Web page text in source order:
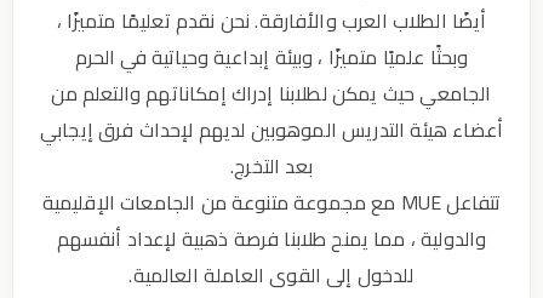
أيضًا الطلاب العرب والأفارقة. نحن نقدم تعليمًا متميزًا ،
وبحثًا علميًا متميزًا ، وبيئة إبداعية وحياتية في الحرم
الجامعي حيث يمكن لطلابنا إدراك إمكاناتهم والتعلم من
أعضاء هيئة التدريس الموهوبين لديهم لإحداث فرق إيجابي
بعد التخرج.
تتفاعل MUE مع مجموعة متنوعة من الجامعات الإقليمية
والدولية ، مما يمنح طلابنا فرصة ذهبية لإعداد أنفسهم
للدخول إلى القوى العاملة العالمية.